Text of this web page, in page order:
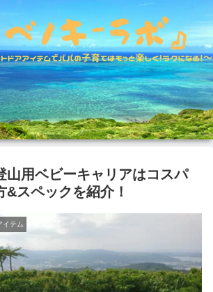
山用ベビーキャリアはコスパ
&スペックを紹介！
イテム